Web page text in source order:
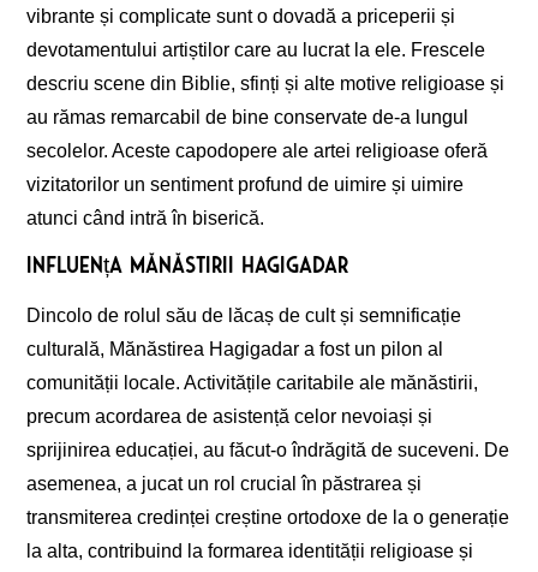
vibrante și complicate sunt o dovadă a priceperii și
devotamentului artiștilor care au lucrat la ele. Frescele
descriu scene din Biblie, sfinți și alte motive religioase și
au rămas remarcabil de bine conservate de-a lungul
secolelor. Aceste capodopere ale artei religioase oferă
vizitatorilor un sentiment profund de uimire și uimire
atunci când intră în biserică.
Influența Mănăstirii Hagigadar
Dincolo de rolul său de lăcaș de cult și semnificație
culturală, Mănăstirea Hagigadar a fost un pilon al
comunității locale. Activitățile caritabile ale mănăstirii,
precum acordarea de asistență celor nevoiași și
sprijinirea educației, au făcut-o îndrăgită de suceveni. De
asemenea, a jucat un rol crucial în păstrarea și
transmiterea credinței creștine ortodoxe de la o generație
la alta, contribuind la formarea identității religioase și